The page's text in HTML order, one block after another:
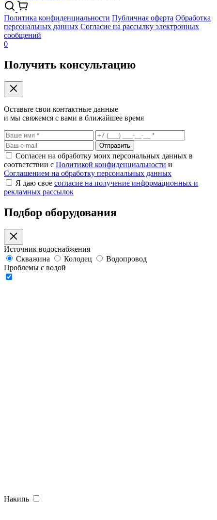
Политика конфиденциальности Публичная оферта Обработка
персональных данных Согласие на рассылку электронных
сообщений
0
Получить консультацию
Оставьте свои контактные данные
и мы свяжемся с вами в ближайшее время
Отправить
Согласен на обработку моих персональных данных в
соответствии с Политикой конфиденциальности и
Соглашением на обработку персональных данных
Я даю свое согласие на получение информационных и
рекламных рассылок
Подбор оборудования
Источник водоснабжения
Скважина
Колодец
Водопровод
Проблемы с водой
Накипь